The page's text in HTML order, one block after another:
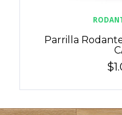
Parrilla